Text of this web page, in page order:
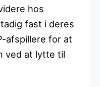
hos
fast i deres
afspillere for at
ved at lytte til